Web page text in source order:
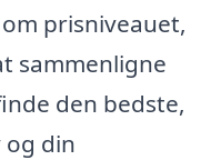
prisniveauet,
sammenligne
den bedste,
og din